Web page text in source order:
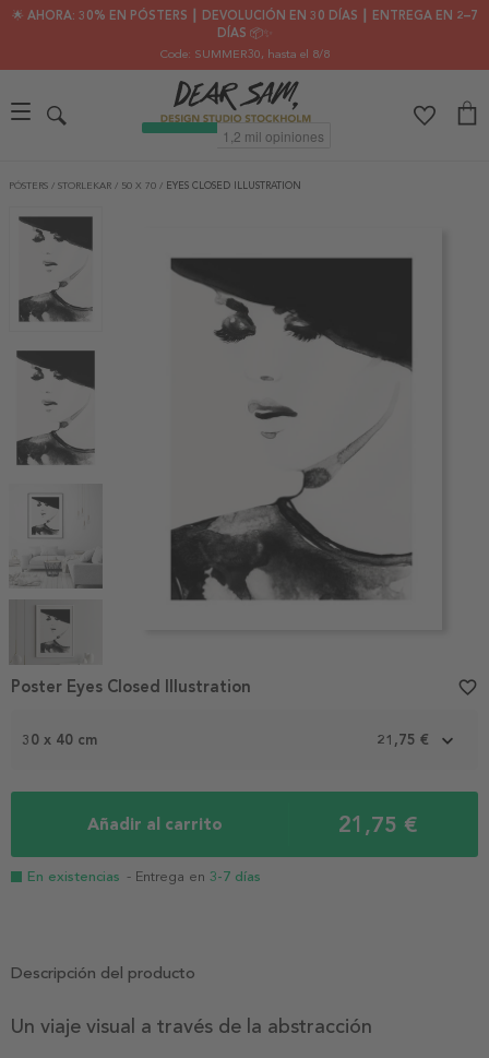
🌟 AHORA: 30% EN PÓSTERS ┃ DEVOLUCIÓN EN 30 DÍAS ┃ ENTREGA EN 2–7
DÍAS 📦✨
Code: SUMMER30, hasta el 8/8
PÓSTERS / STORLEKAR / 50 X 70 / EYES CLOSED ILLUSTRATION
1
30 x 40 cm 21,75 €
Añadir al carrito 21,75 €
En existencias - Entrega en 3-7 días
Poster Eyes Closed Illustration favorite_border
Descripción del producto
Un viaje visual a través de la abstracción